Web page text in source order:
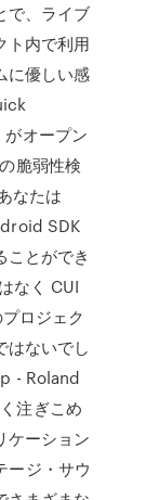
で、ライブ
ト内で利用
に優しい感
オープン
脆弱性検
なたは
SDK
ことができ
なく CUI
ロジェク
はないでし
- Roland
注ぎこめ
ケーション
ージ・サウ